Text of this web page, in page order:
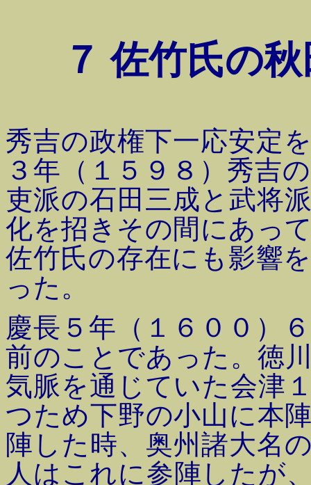
７ 佐竹氏の
秀吉の政権下一応安定
３年（１５９８）秀吉
吏派の石田三成と武将
化を招きその間にあっ
佐竹氏の存在にも影響
った。
慶長５年（１６００）
前のことであった。徳
気脈を通じていた会津
つため下野の小山に本
陣した時、奥州諸大名
人はこれに参陣したが